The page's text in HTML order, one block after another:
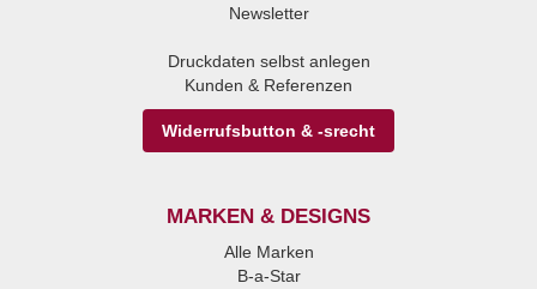
Newsletter
Druckdaten selbst anlegen
Kunden & Referenzen
Widerrufsbutton & -srecht
MARKEN & DESIGNS
Alle Marken
B-a-Star